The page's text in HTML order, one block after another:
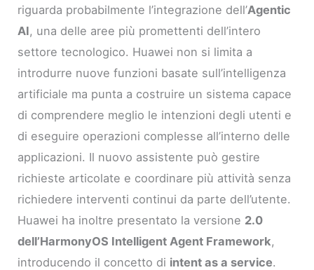
riguarda probabilmente l’integrazione dell’Agentic
AI, una delle aree più promettenti dell’intero
settore tecnologico. Huawei non si limita a
introdurre nuove funzioni basate sull’intelligenza
artificiale ma punta a costruire un sistema capace
di comprendere meglio le intenzioni degli utenti e
di eseguire operazioni complesse all’interno delle
applicazioni. Il nuovo assistente può gestire
richieste articolate e coordinare più attività senza
richiedere interventi continui da parte dell’utente.
Huawei ha inoltre presentato la versione 2.0
dell’HarmonyOS Intelligent Agent Framework,
introducendo il concetto di intent as a service.